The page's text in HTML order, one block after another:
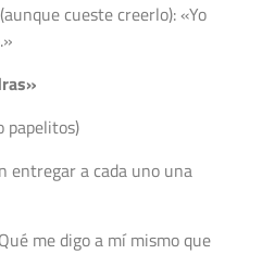
cueste creerlo): «Yo
papelitos)
entregar a cada uno una
me digo a mí mismo que